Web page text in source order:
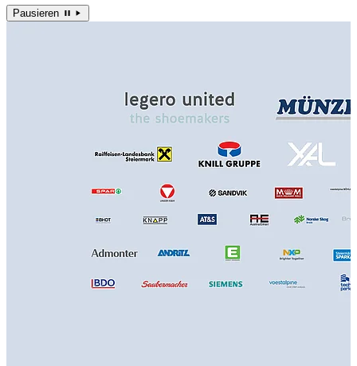
Pausieren